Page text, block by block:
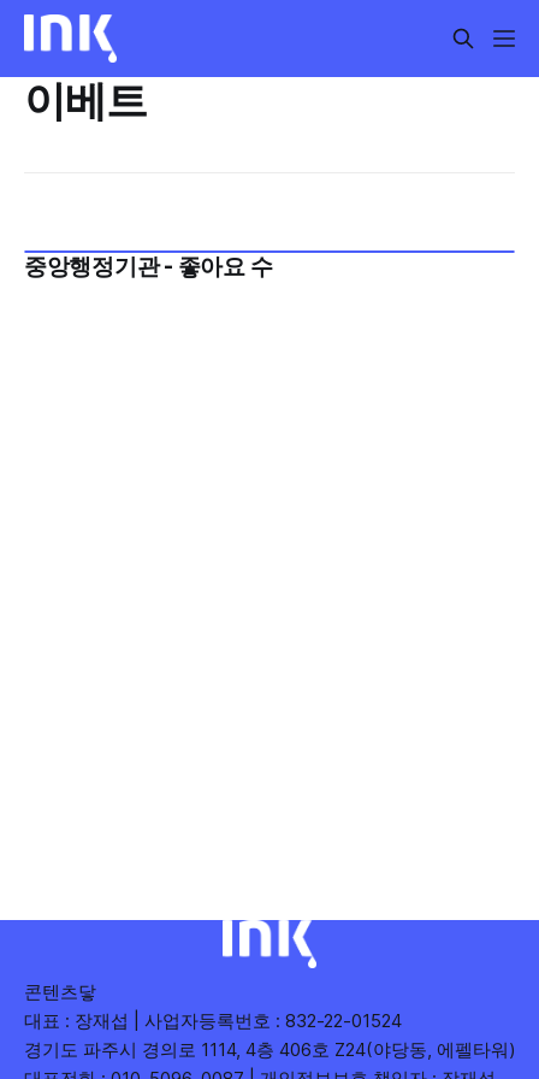
이베트
중앙행정기관 - 좋아요 수
콘텐츠닿
대표 : 장재섭 | 사업자등록번호 : 832-22-01524
경기도 파주시 경의로 1114, 4층 406호 Z24(야당동, 에펠타워)